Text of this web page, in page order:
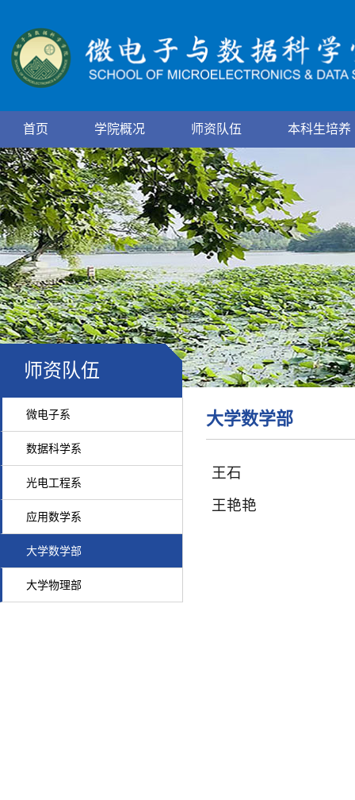
首页 学院概况 师资队伍 本科生培养
师资队伍
微电子系
数据科学系
光电工程系
应用数学系
大学数学部
大学物理部
大学数学部
王石
王艳艳